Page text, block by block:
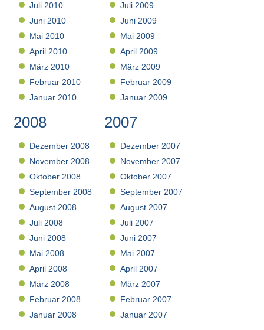
Juli 2010
Juni 2010
Mai 2010
April 2010
März 2010
Februar 2010
Januar 2010
Juli 2009
Juni 2009
Mai 2009
April 2009
März 2009
Februar 2009
Januar 2009
2008
Dezember 2008
November 2008
Oktober 2008
September 2008
August 2008
Juli 2008
Juni 2008
Mai 2008
April 2008
März 2008
Februar 2008
Januar 2008
2007
Dezember 2007
November 2007
Oktober 2007
September 2007
August 2007
Juli 2007
Juni 2007
Mai 2007
April 2007
März 2007
Februar 2007
Januar 2007